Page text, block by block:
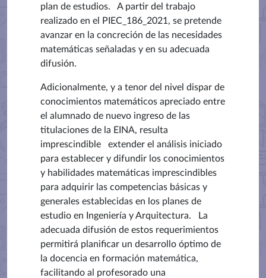
plan de estudios.
A partir del trabajo
realizado en el PIEC_186_2021, se pretende
avanzar en la concreción de las necesidades
matemáticas señaladas y en su adecuada
difusión.
Adicionalmente, y a tenor del nivel dispar de
conocimientos matemáticos apreciado entre
el alumnado de nuevo ingreso de las
titulaciones de la EINA, resulta
imprescindible extender el análisis iniciado
para establecer y difundir los conocimientos
y habilidades matemáticas imprescindibles
para adquirir las competencias básicas y
generales establecidas en los planes de
estudio en Ingeniería y Arquitectura. La
adecuada difusión de estos requerimientos
permitirá planificar un desarrollo óptimo de
la docencia en formación matemática,
facilitando al profesorado una